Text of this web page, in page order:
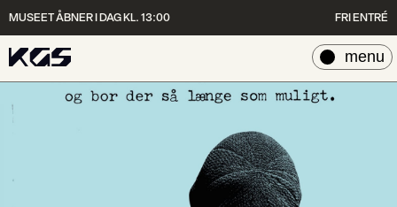
MUSEET ÅBNER I DAG KL. 13:00 FRI ENTRÉ
luk
menu